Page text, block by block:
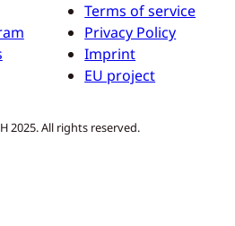
Terms of service
Privacy Policy
Imprint
EU project
2025. All rights reserved.